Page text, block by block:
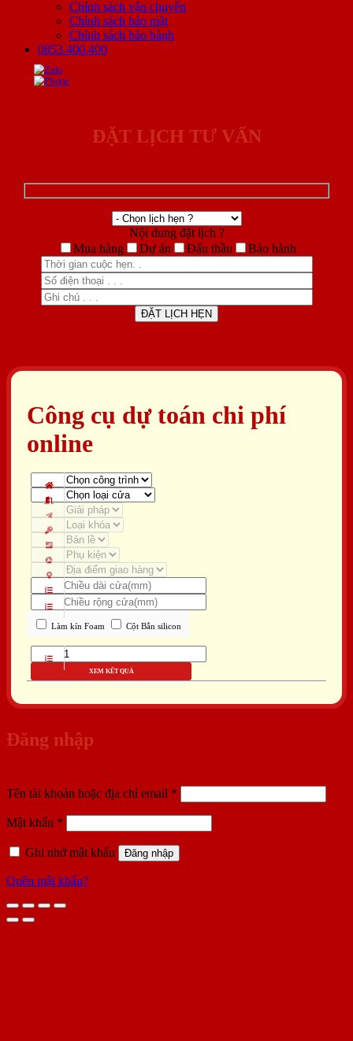
Chính sách vận chuyển
Chính sách bảo mật
Chính sách bảo hành
0853.400.400
ĐẶT LỊCH TƯ VẤN
Nội dung đặt lịch ?
Mua hàng
Dự án Đấu thầu Bảo hành
Công cụ dự toán chi phí
online
Làm kín Foam Cột Bắn silicon
XEM KẾT QUẢ
Đăng nhập
Tên tài khoản hoặc địa chỉ email *
buộc
Mật khẩu *
buộc
Ghi nhớ mật khẩu
Đăng nhập
Quên mật khẩu?